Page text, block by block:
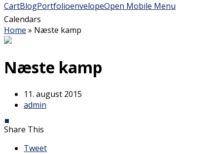
CartBlogPortfolioenvelopeOpen Mobile Menu
Calendars
Home » Næste kamp
Næste kamp
11. august 2015
admin
Share This
Tweet